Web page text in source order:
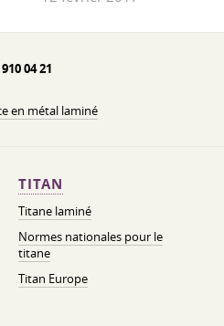
04 21
en métal laminé
TITAN
Titane laminé
Normes nationales pour le
titane
Titan Europe